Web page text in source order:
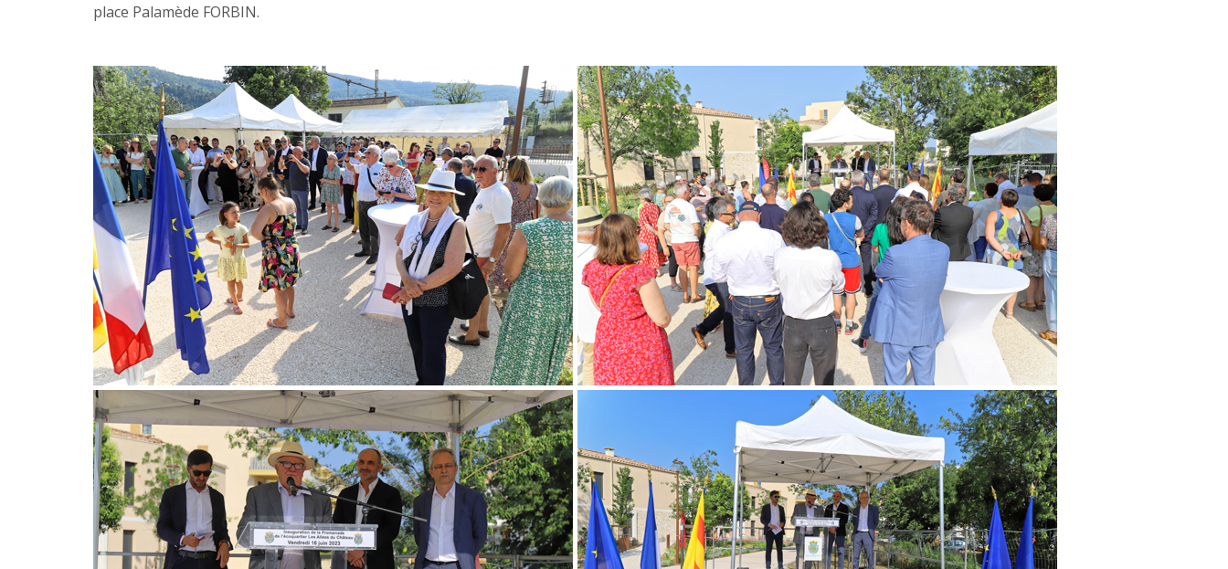
place Palamède FORBIN.